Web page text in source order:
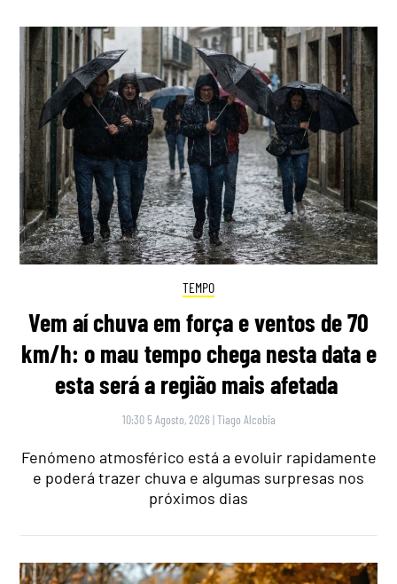
TEMPO
Vem aí chuva em força e ventos de 70
km/h: o mau tempo chega nesta data e
esta será a região mais afetada
10:30 5 Agosto, 2026 |Tiago Alcobia
Fenómeno atmosférico está a evoluir rapidamente
e poderá trazer chuva e algumas surpresas nos
próximos dias